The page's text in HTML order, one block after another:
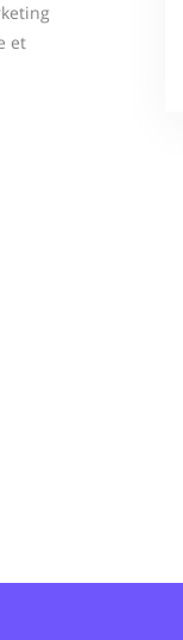
et